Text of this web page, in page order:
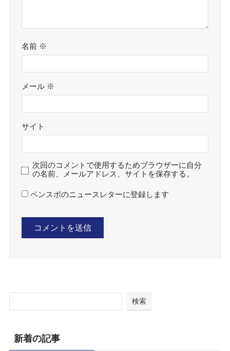
名前 ※
メール ※
サイト
次回のコメントで使用するためブラウザーに自分
の名前、メールアドレス、サイトを保存する。
ペンスポのニュースレターに登録します
検索
新着の記事